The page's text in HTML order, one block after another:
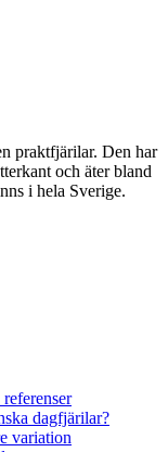
praktfjärilar. Den har
och äter bland
i hela Sverige.
dagfjärilar?
variation